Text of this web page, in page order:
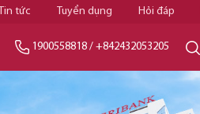
Tin tức Tuyển dụng Hỏi đáp
1900558818 / +842432053205